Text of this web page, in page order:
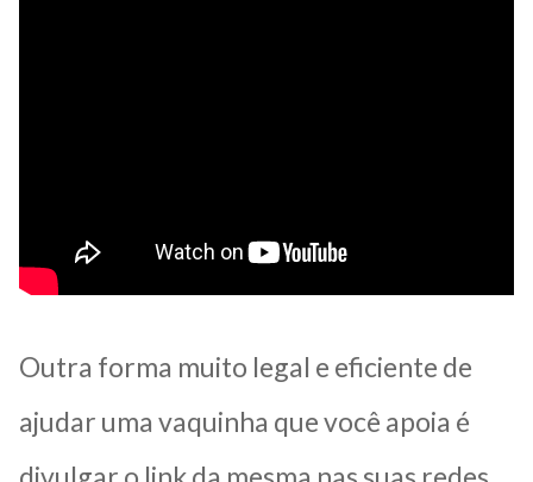
Outra forma muito legal e eficiente de
ajudar uma vaquinha que você apoia é